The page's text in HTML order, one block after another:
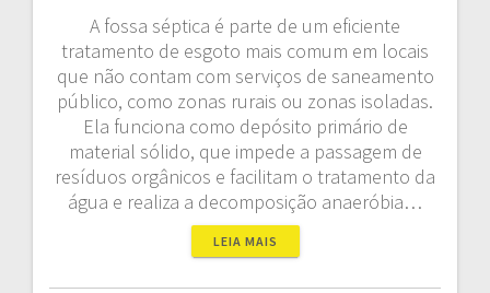
A fossa séptica é parte de um eficiente
tratamento de esgoto mais comum em locais
que não contam com serviços de saneamento
público, como zonas rurais ou zonas isoladas.
Ela funciona como depósito primário de
material sólido, que impede a passagem de
resíduos orgânicos e facilitam o tratamento da
água e realiza a decomposição anaeróbia…
LEIA MAIS